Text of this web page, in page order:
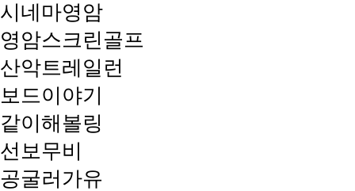
시네마영암
영암스크린골프
산악트레일런
보드이야기
같이해볼링
선보무비
공굴러가유